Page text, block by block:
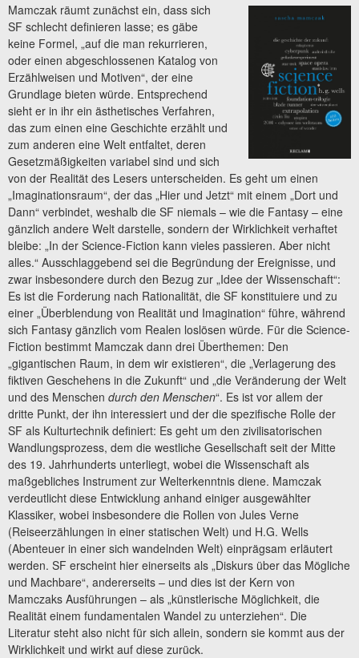
Mamczak räumt zunächst ein, dass sich
SF schlecht definieren lasse; es gäbe
keine Formel, „auf die man rekurrieren,
oder einen abgeschlossenen Katalog von
Erzählweisen und Motiven“, der eine
Grundlage bieten würde. Entsprechend
sieht er in ihr ein ästhetisches Verfahren,
das zum einen eine Geschichte erzählt und
zum anderen eine Welt entfaltet, deren
Gesetzmäßigkeiten variabel sind und sich
von der Realität des Lesers unterscheiden. Es geht um einen
„Imaginationsraum“, der das „Hier und Jetzt“ mit einem „Dort und
Dann“ verbindet, weshalb die SF niemals – wie die Fantasy – eine
gänzlich andere Welt darstelle, sondern der Wirklichkeit verhaftet
bleibe: „In der Science-Fiction kann vieles passieren. Aber nicht
alles.“ Ausschlaggebend sei die Begründung der Ereignisse, und
zwar insbesondere durch den Bezug zur „Idee der Wissenschaft“:
Es ist die Forderung nach Rationalität, die SF konstituiere und zu
einer „Überblendung von Realität und Imagination“ führe, während
sich Fantasy gänzlich vom Realen loslösen würde. Für die Science-
Fiction bestimmt Mamczak dann drei Überthemen: Den
„gigantischen Raum, in dem wir existieren“, die „Verlagerung des
fiktiven Geschehens in die Zukunft“ und „die Veränderung der Welt
und des Menschen durch den Menschen“. Es ist vor allem der
dritte Punkt, der ihn interessiert und der die spezifische Rolle der
SF als Kulturtechnik definiert: Es geht um den zivilisatorischen
Wandlungsprozess, dem die westliche Gesellschaft seit der Mitte
des 19. Jahrhunderts unterliegt, wobei die Wissenschaft als
maßgebliches Instrument zur Welterkenntnis diene. Mamczak
verdeutlicht diese Entwicklung anhand einiger ausgewählter
Klassiker, wobei insbesondere die Rollen von Jules Verne
(Reiseerzählungen in einer statischen Welt) und H.G. Wells
(Abenteuer in einer sich wandelnden Welt) einprägsam erläutert
werden. SF erscheint hier einerseits als „Diskurs über das Mögliche
und Machbare“, andererseits – und dies ist der Kern von
Mamczaks Ausführungen – als „künstlerische Möglichkeit, die
Realität einem fundamentalen Wandel zu unterziehen“. Die
Literatur steht also nicht für sich allein, sondern sie kommt aus der
Wirklichkeit und wirkt auf diese zurück.